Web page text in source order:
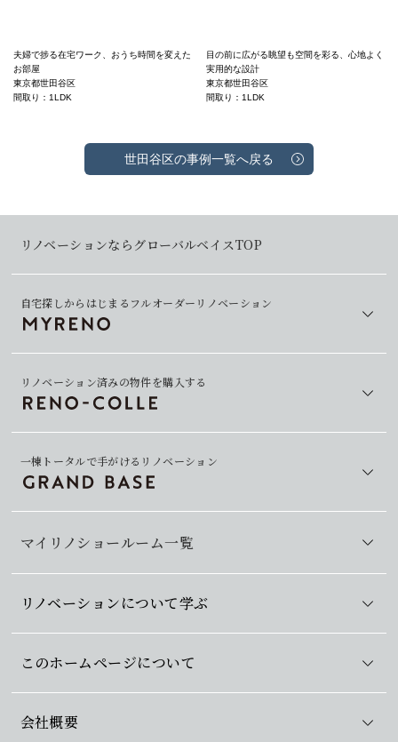
夫婦で捗る在宅ワーク、おうち時間を変えた
お部屋
東京都世田谷区
間取り：1LDK
目の前に広がる眺望も空間を彩る、心地よく
実用的な設計
東京都世田谷区
間取り：1LDK
世田谷区の事例一覧へ戻る
リノベーションならグローバルベイスTOP
自宅探しからはじまるフルオーダーリノベーション
マイリノショールーム一覧
リノベーション済みの物件を購入する
一棟トータルで手がけるリノベーション
リノベーションについて学ぶ
このホームページについて
会社概要